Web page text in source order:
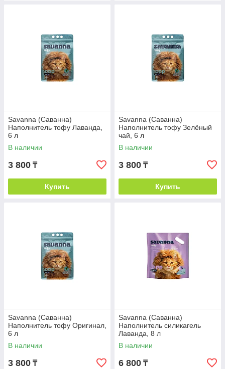
Savanna (Саванна)
Наполнитель тофу Лаванда,
6 л
В наличии
3 800 ₸
Купить
Savanna (Саванна)
Наполнитель тофу Зелёный
чай, 6 л
В наличии
3 800 ₸
Купить
Savanna (Саванна)
Наполнитель тофу Оригинал,
6 л
В наличии
3 800 ₸
Savanna (Саванна)
Наполнитель силикагель
Лаванда, 8 л
В наличии
6 800 ₸